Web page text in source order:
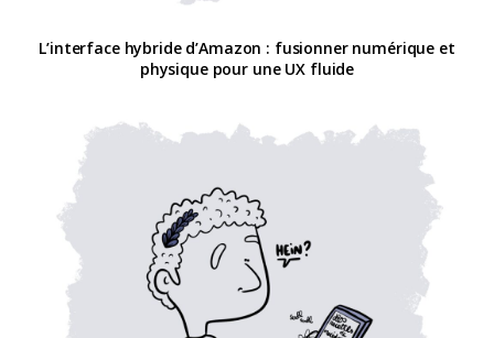
L’interface hybride d’Amazon : fusionner numérique et
physique pour une UX fluide